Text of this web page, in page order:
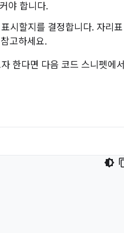
야 합니다.
시할지를 결정합니다. 자리표
고하세요.
한다면 다음 코드 스니펫에서